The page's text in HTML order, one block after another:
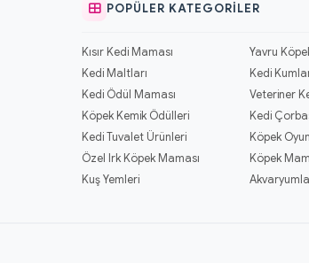
POPÜLER KATEGORILER
Kısır Kedi Maması Yavru
Kedi Maltları
Kedi
Kedi Ödül Maması
Veteriner
Köpek Kemik Ödülleri
Kedi
Kedi Tuvalet Ürünleri
Köpek
Özel Irk Köpek Maması
Köpek
Kuş Yemleri